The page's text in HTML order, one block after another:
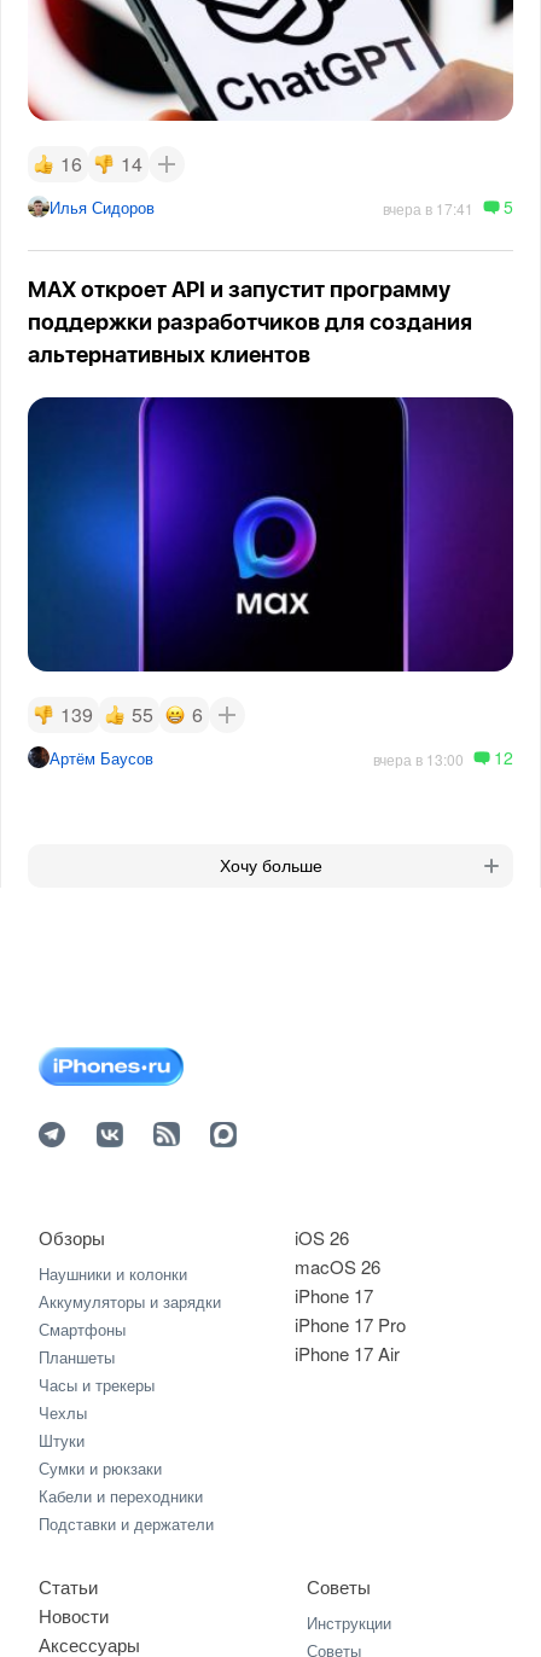
16 14
Илья Сидоров вчера в 17:41 5
MAX откроет API и запустит программу
поддержки разработчиков для создания
альтернативных клиентов
139 55 6
Артём Баусов вчера в 13:00 12
Хочу больше
iOS 26
macOS 26
iPhone 17
iPhone 17 Pro
iPhone 17 Air
Обзоры
Наушники и колонки
Аккумуляторы и зарядки
Смартфоны
Планшеты
Часы и трекеры
Чехлы
Штуки
Сумки и рюкзаки
Кабели и переходники
Подставки и держатели
Статьи
Новости
Аксессуары
Советы
Инструкции
Советы